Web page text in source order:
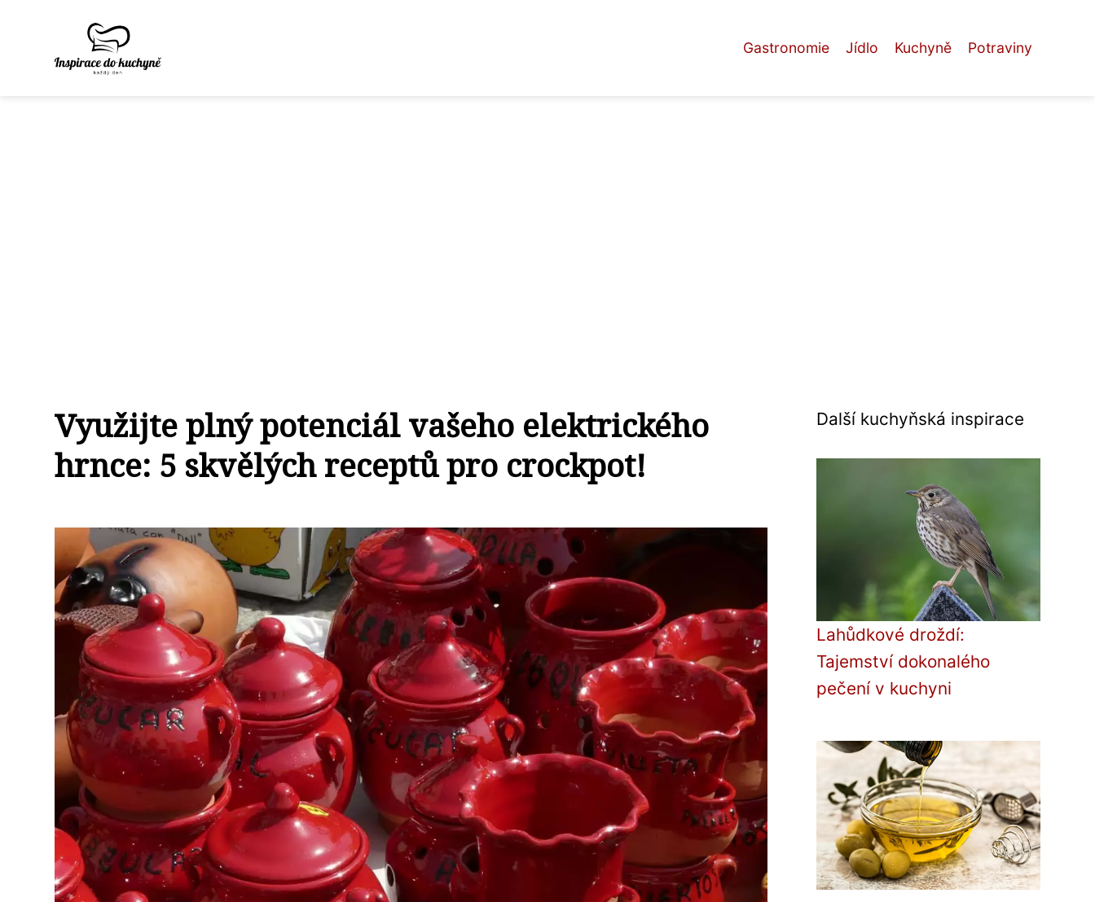
Gastronomie Jídlo Kuchyně Potraviny
Využijte plný potenciál vašeho elektrického
hrnce: 5 skvělých receptů pro crockpot!
Další kuchyňská inspirace
Lahůdkové droždí:
Tajemství dokonalého
pečení v kuchyni